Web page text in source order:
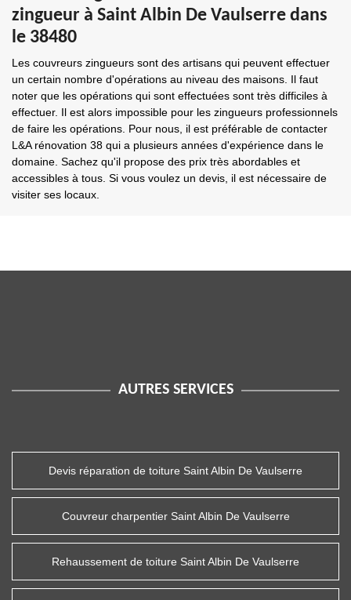
zingueur à Saint Albin De Vaulserre dans
le 38480
Les couvreurs zingueurs sont des artisans qui peuvent effectuer
un certain nombre d'opérations au niveau des maisons. Il faut
noter que les opérations qui sont effectuées sont très difficiles à
effectuer. Il est alors impossible pour les zingueurs professionnels
de faire les opérations. Pour nous, il est préférable de contacter
L&A rénovation 38 qui a plusieurs années d'expérience dans le
domaine. Sachez qu'il propose des prix très abordables et
accessibles à tous. Si vous voulez un devis, il est nécessaire de
visiter ses locaux.
AUTRES SERVICES
Devis réparation de toiture Saint Albin De Vaulserre
Couvreur charpentier Saint Albin De Vaulserre
Rehaussement de toiture Saint Albin De Vaulserre